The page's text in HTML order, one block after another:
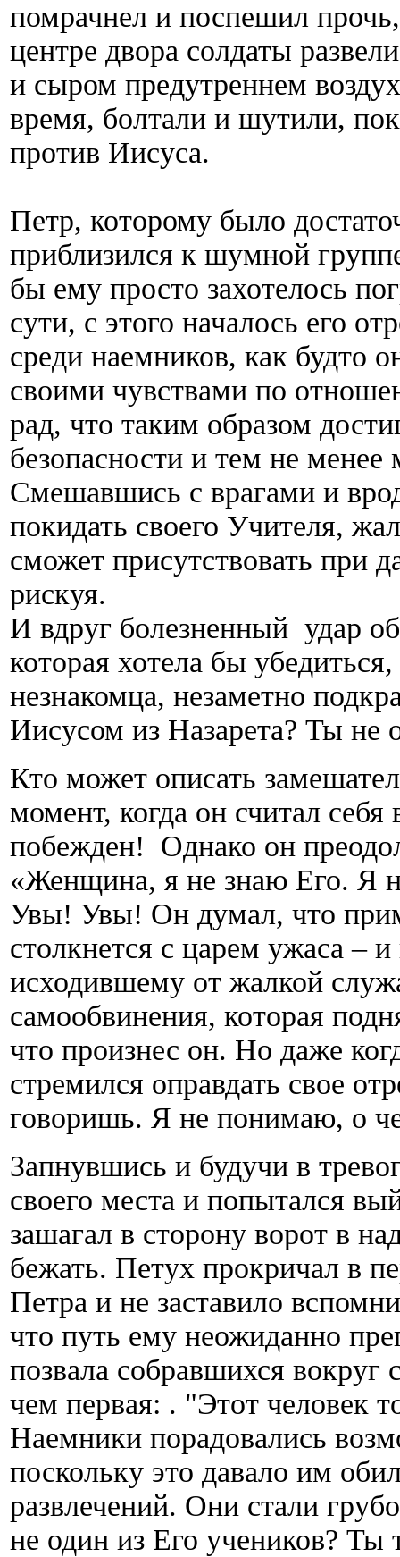
помрачнел и поспешил
центре двора солдаты
и сыром предутреннем
время, болтали и шутили,
против Иисуса.
Петр, которому было
приблизился к шумной
бы ему просто захотелось
сути, с этого началось его
среди наемников, как будто
своими чувствами по
рад, что таким образом
безопасности и тем не менее
Смешавшись с врагами и
покидать своего Учителя,
сможет присутствовать при
рискуя.
И вдруг болезненный удар
которая хотела бы
незнакомца, незаметно
Иисусом из Назарета? Ты не
Кто может описать
момент, когда он считал
побежден! Однако он
«Женщина, я не знаю Его. Я
Увы! Увы! Он думал, что
столкнется с царем ужаса –
исходившему от жалкой
самообвинения, которая
что произнес он. Но даже
стремился оправдать свое
говоришь. Я не понимаю, о
Запнувшись и будучи в
своего места и попытался
зашагал в сторону ворот в
бежать. Петух прокричал в
Петра и не заставило
что путь ему неожиданно
позвала собравшихся вокруг
чем первая: . "Этот человек
Наемники порадовались
поскольку это давало им
развлечений. Они стали
не один из Его учеников?